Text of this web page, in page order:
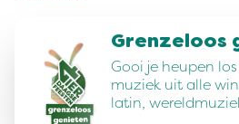
Grenzeloos
Gooi je heupen
muziek uit alle
latin,